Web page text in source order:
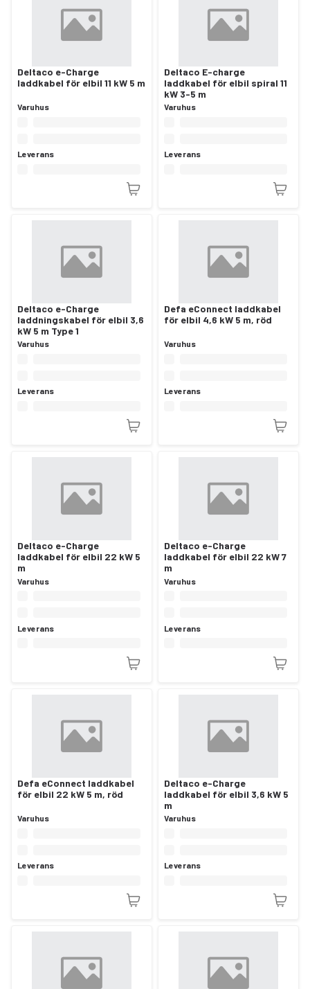
Deltaco e-Charge
laddkabel för elbil 11 kW 5 m
Varuhus
Leverans
Deltaco E-charge
laddkabel för elbil spiral 11
kW 3-5 m
Varuhus
Leverans
Deltaco e-Charge
laddningskabel för elbil 3,6
kW 5 m Type 1
Varuhus
Leverans
Defa eConnect laddkabel
för elbil 4,6 kW 5 m, röd
Varuhus
Leverans
Deltaco e-Charge
laddkabel för elbil 22 kW 5
m
Varuhus
Leverans
Deltaco e-Charge
laddkabel för elbil 22 kW 7
m
Varuhus
Leverans
Defa eConnect laddkabel
för elbil 22 kW 5 m, röd
Varuhus
Leverans
Deltaco e-Charge
laddkabel för elbil 3,6 kW 5
m
Varuhus
Leverans